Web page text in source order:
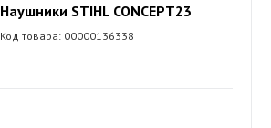
Наушники STIHL CONCEPT23
Код товара: 00000136338